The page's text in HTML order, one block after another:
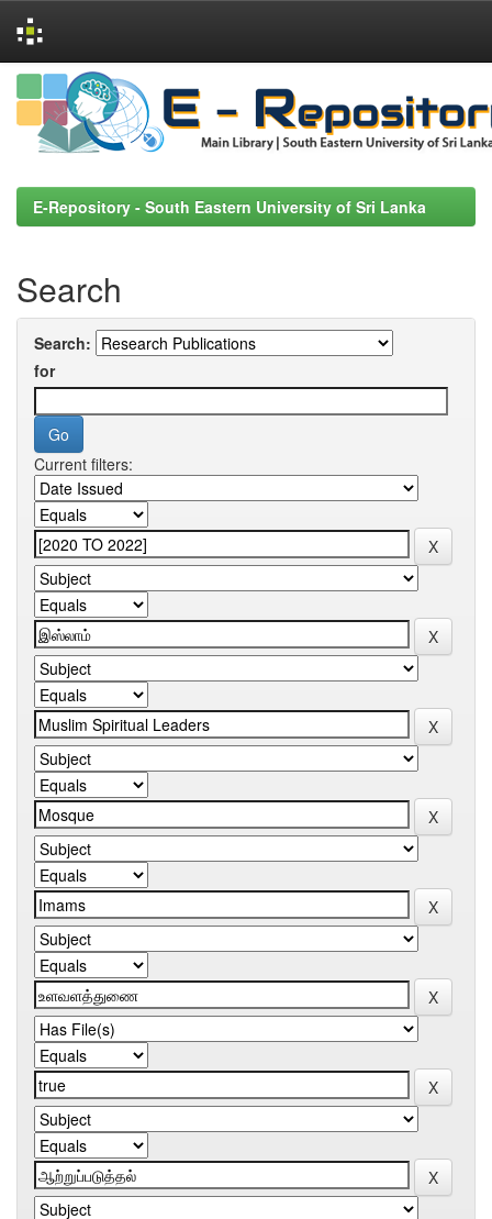
Skip
navigation
E-Repository - South Eastern University of Sri Lanka
Search
Search:
for
Current filters: